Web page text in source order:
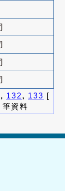
132 , 133 [
筆資料